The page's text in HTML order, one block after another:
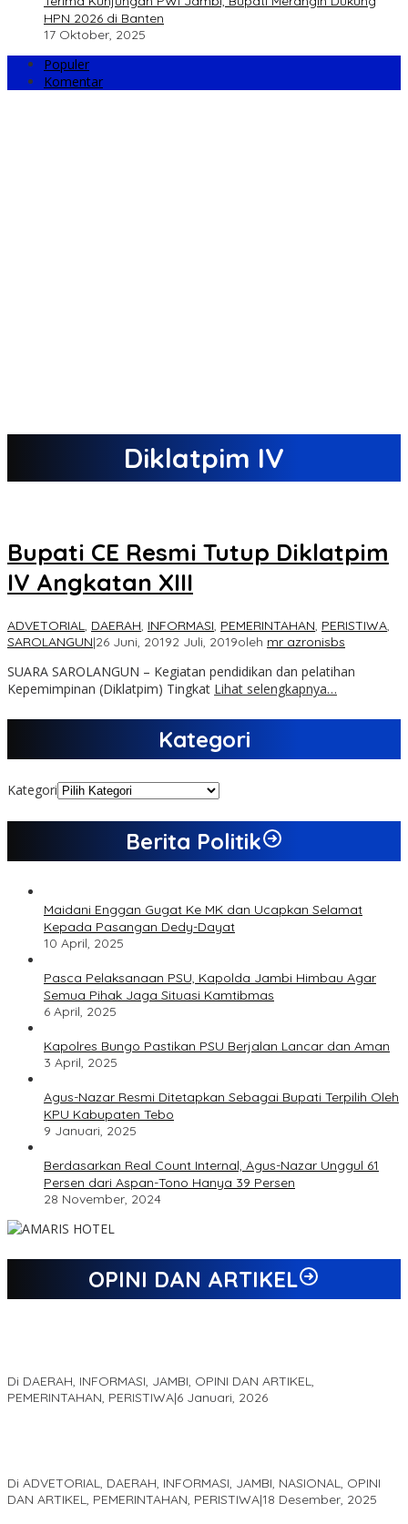
HPN 2026 di Banten
17 Oktober, 2025
Populer
Komentar
Diklatpim IV
Bupati CE Resmi Tutup Diklatpim
IV Angkatan XIII
ADVETORIAL, DAERAH, INFORMASI, PEMERINTAHAN, PERISTIWA,
SAROLANGUN|26 Juni, 20192 Juli, 2019oleh mr azronisbs
SUARA SAROLANGUN – Kegiatan pendidikan dan pelatihan
Kepemimpinan (Diklatpim) Tingkat Lihat selengkapnya…
Kategori
Kategori
Berita Politik
Maidani Enggan Gugat Ke MK dan Ucapkan Selamat
Kepada Pasangan Dedy-Dayat
10 April, 2025
Pasca Pelaksanaan PSU, Kapolda Jambi Himbau Agar
Semua Pihak Jaga Situasi Kamtibmas
6 April, 2025
Kapolres Bungo Pastikan PSU Berjalan Lancar dan Aman
3 April, 2025
Agus-Nazar Resmi Ditetapkan Sebagai Bupati Terpilih Oleh
KPU Kabupaten Tebo
9 Januari, 2025
Berdasarkan Real Count Internal, Agus-Nazar Unggul 61
Persen dari Aspan-Tono Hanya 39 Persen
28 November, 2024
OPINI DAN ARTIKEL
Di DAERAH, INFORMASI, JAMBI, OPINI DAN ARTIKEL,
PEMERINTAHAN, PERISTIWA|6 Januari, 2026
Di ADVETORIAL, DAERAH, INFORMASI, JAMBI, NASIONAL, OPINI
DAN ARTIKEL, PEMERINTAHAN, PERISTIWA|18 Desember, 2025